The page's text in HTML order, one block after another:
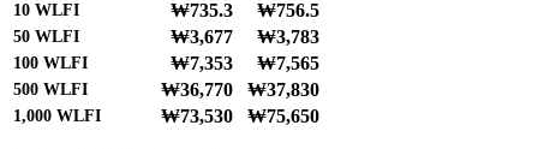
10 WLFI ₩735.3 ₩756.5
50 WLFI ₩3,677 ₩3,783
100 WLFI ₩7,353 ₩7,565
500 WLFI ₩36,770 ₩37,830
1,000 WLFI ₩73,530 ₩75,650